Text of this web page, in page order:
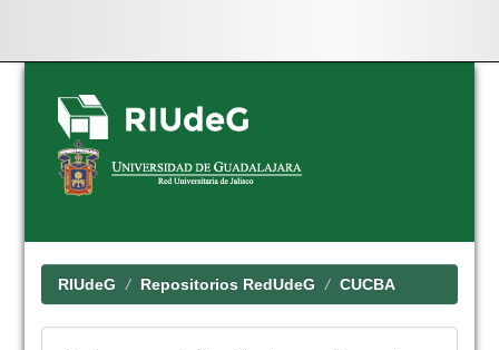
Skip
navigation
RIUdeG Repositorios RedUdeG CUCBA